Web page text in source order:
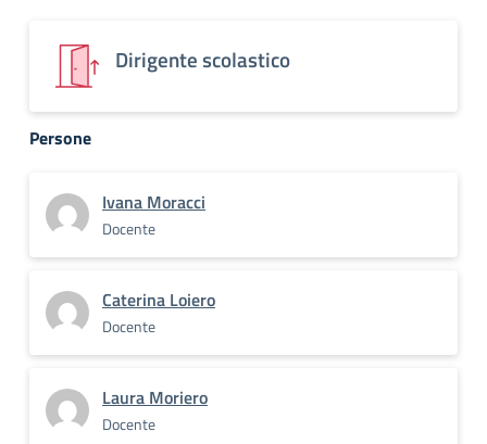
Dirigente scolastico
Persone
Ivana Moracci
Docente
Caterina Loiero
Docente
Laura Moriero
Docente